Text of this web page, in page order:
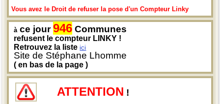
Vous avez le Droit de refuser la pose d'un Compteur Linky
à ce jour946 Communes
refusent le compteur LINKY !
Retrouvez la listeici
Site de Stéphane Lhomme
( en bas de la page )
ATTENTION !